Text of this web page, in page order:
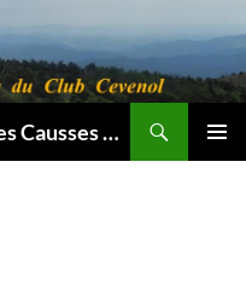
Un blog pour les passionnés des Causses et des Cévennes.